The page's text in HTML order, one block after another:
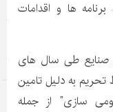
ها و اقدامات
صنایع طی سال های
به دلیل تامین
سازی” از جمله